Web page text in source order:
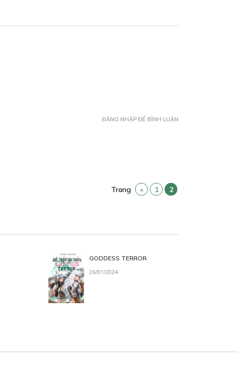
ĐĂNG NHẬP ĐỂ BÌNH LUẬN
Trang « 1 2
GODDESS TERROR
26/01/2024